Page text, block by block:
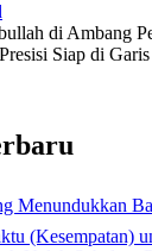
di Ambang
Siap di
(Kesempatan)